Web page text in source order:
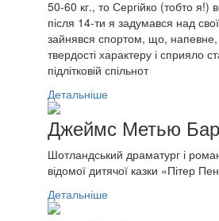
50-60 кг., то Сергійко (тобто я!)
після 14-ти я задумався над
зайнявся спортом, що,
твердості характеру і сприяло
підлітковій спільнот
Детальніше
Джеймс Метью
Шотландський драматург і
відомої дитячої казки «Пітер
Детальніше